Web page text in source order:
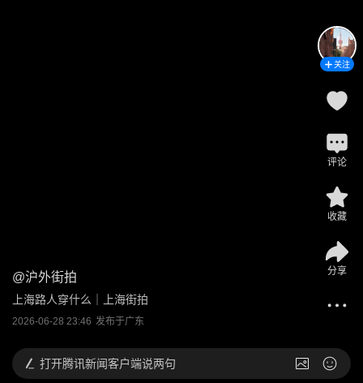
@沪外街拍
上海路人穿什么｜上海街拍
2026-06-28 23:46 发布于广东
关注
评论
收藏
分享
打开腾讯新闻客户端说两句